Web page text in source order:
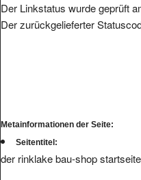
Der Linkstatus wurde geprüft
Der zurückgelieferter
Metainformationen der Seite:
Seitentitel:
der rinklake bau-shop startseite